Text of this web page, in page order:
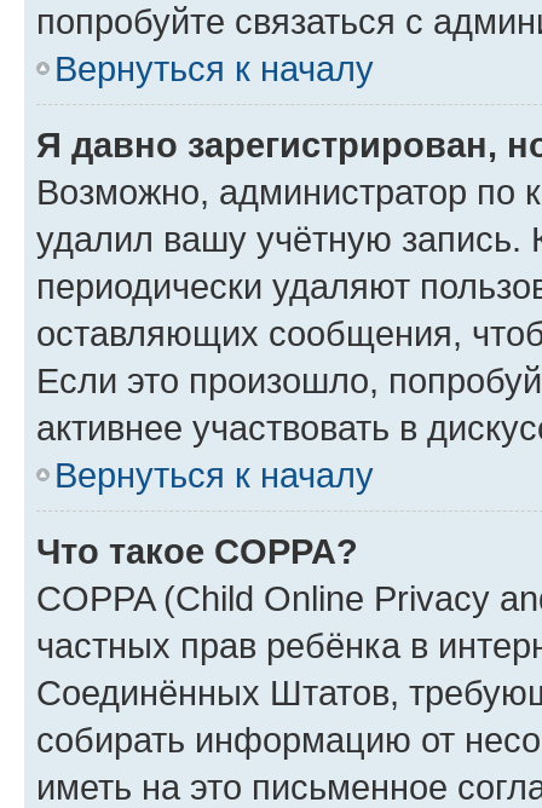
попробуйте связаться с
Вернуться к началу
Я давно зарегистрирован,
Возможно, администратор по
удалил вашу учётную запись.
периодически удаляют
оставляющих сообщения,
Если это произошло,
активнее участвовать в
Вернуться к началу
Что такое COPPA?
COPPA (Child Online Privacy
частных прав ребёнка в
Соединённых Штатов,
собирать информацию от
иметь на это письменное